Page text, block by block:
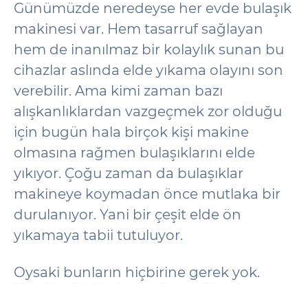
Günümüzde neredeyse her evde bulaşık
makinesi var. Hem tasarruf sağlayan
hem de inanılmaz bir kolaylık sunan bu
cihazlar aslında elde yıkama olayını son
verebilir. Ama kimi zaman bazı
alışkanlıklardan vazgeçmek zor olduğu
için bugün hala birçok kişi makine
olmasına rağmen bulaşıklarını elde
yıkıyor. Çoğu zaman da bulaşıklar
makineye koymadan önce mutlaka bir
durulanıyor. Yani bir çeşit elde ön
yıkamaya tabii tutuluyor.
Oysaki bunların hiçbirine gerek yok.